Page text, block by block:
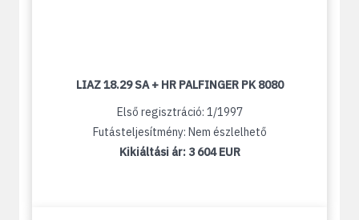
LIAZ 18.29 SA + HR PALFINGER PK 8080
Első regisztráció: 1/1997
Futásteljesítmény: Nem észlelhető
Kikiáltási ár: 3 604 EUR